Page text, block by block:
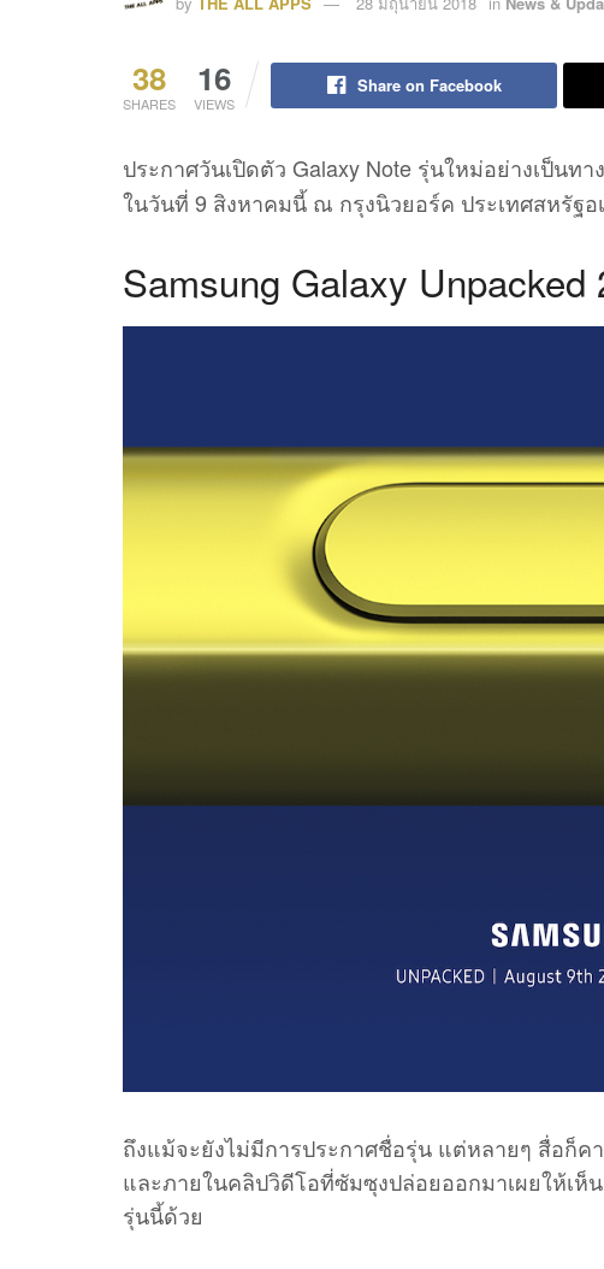
38
SHARES
16
VIEWS
Share on Facebook
ประกาศวันเปิดตัว Galaxy Note รุ่นใหม่อย่างเป็นท
ในวันที่ 9 สิงหาคมนี้ ณ กรุงนิวยอร์ค ประเทศสหรัฐอ
Samsung Galaxy
ถึงแม้จะยังไม่มีการประกาศชื่อรุ่น แต่หลายๆ สื่อก็ค
และภายในคลิปวิดีโอที่ซัมซุงปล่อยออกมาเผยให้เห็
รุ่นนี้ด้วย